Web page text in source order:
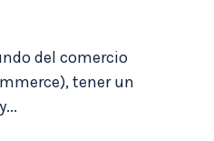
del comercio
tener un